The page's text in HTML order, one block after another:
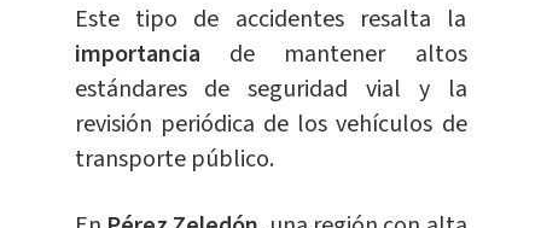
Este tipo de accidentes resalta la
importancia de mantener altos
estándares de seguridad vial y la
revisión periódica de los vehículos de
transporte público.